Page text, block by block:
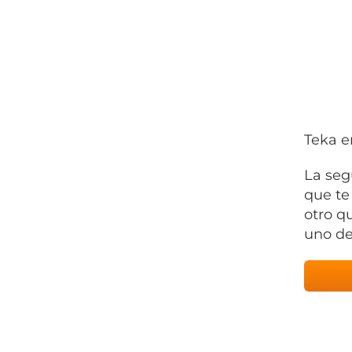
Teka
La
que
otro
uno